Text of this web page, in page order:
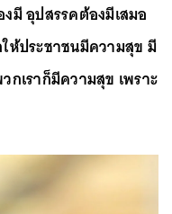
อุปสรรคต้องมีเสมอ
ห้ประชาชนมีความสุข มี
เราก็มีความสุข เพราะ